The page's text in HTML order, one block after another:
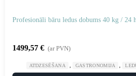
Profesionāli bāru ledus dobums 40 kg / 24
1499,57 € (ar PVN)
ATDZESĒŠANA GASTRONOMIJA